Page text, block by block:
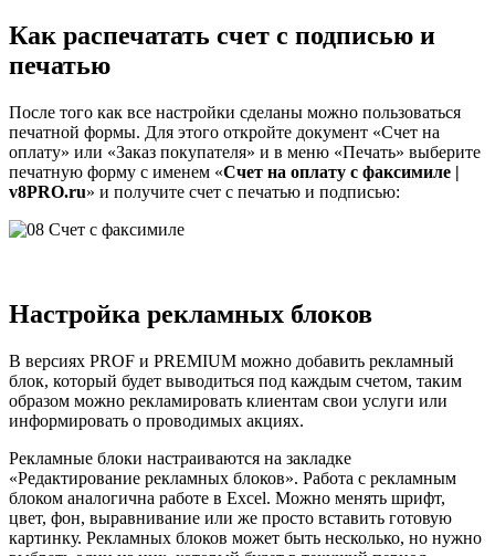
Как распечатать счет с подписью и
печатью
После того как все настройки сделаны можно пользоваться
печатной формы. Для этого откройте документ «Счет на
оплату» или «Заказ покупателя» и в меню «Печать» выберите
печатную форму с именем «Счет на оплату с факсимиле |
v8PRO.ru» и получите счет с печатью и подписью:
Настройка рекламных блоков
В версиях PROF и PREMIUM можно добавить рекламный
блок, который будет выводиться под каждым счетом, таким
образом можно рекламировать клиентам свои услуги или
информировать о проводимых акциях.
Рекламные блоки настраиваются на закладке
«Редактирование рекламных блоков». Работа с рекламным
блоком аналогична работе в Excel. Можно менять шрифт,
цвет, фон, выравнивание или же просто вставить готовую
картинку. Рекламных блоков может быть несколько, но нужно